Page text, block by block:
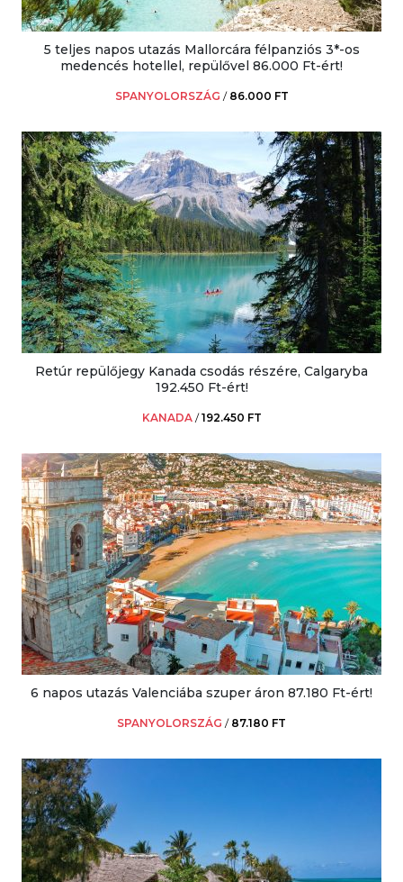
5 teljes napos utazás Mallorcára félpanziós 3*-os
medencés hotellel, repülővel 86.000 Ft-ért!
SPANYOLORSZÁG / 86.000 FT
Retúr repülőjegy Kanada csodás részére, Calgaryba
192.450 Ft-ért!
KANADA /192.450 FT
6 napos utazás Valenciába szuper áron 87.180 Ft-ért!
SPANYOLORSZÁG / 87.180 FT